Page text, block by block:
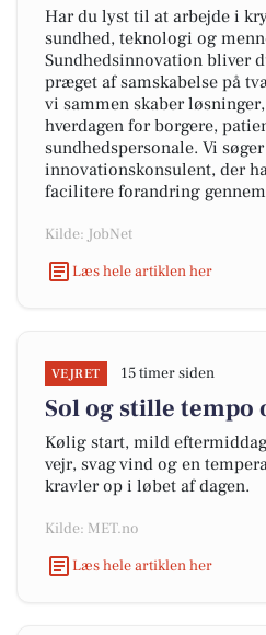
Har du lyst til at arbejde i
sundhed, teknologi og
Sundhedsinnovation bliver
præget af samskabelse på
vi sammen skaber
hverdagen for borgere,
sundhedspersonale. Vi
innovationskonsulent, der
facilitere forandring
Kilde: JobNet
Læs hele artiklen her
VEJRET 15 timer siden
Sol og stille tempo
Kølig start, mild
vejr, svag vind og en
kravler op i løbet af dagen.
Kilde: MET.no
Læs hele artiklen her